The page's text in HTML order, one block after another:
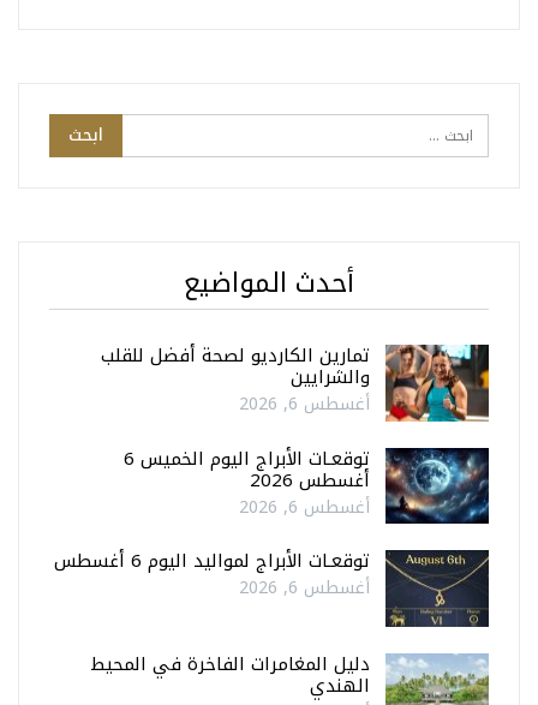
أحدث المواضيع
تمارين الكارديو لصحة أفضل للقلب
والشرايين
أغسطس 6, 2026
توقعـات الأبراج اليوم الخميس 6
أغسطس 2026
أغسطس 6, 2026
توقعـات الأبراج لمواليد اليوم 6 أغسطس
أغسطس 6, 2026
دليل المغامرات الفاخرة في المحيط
الهندي